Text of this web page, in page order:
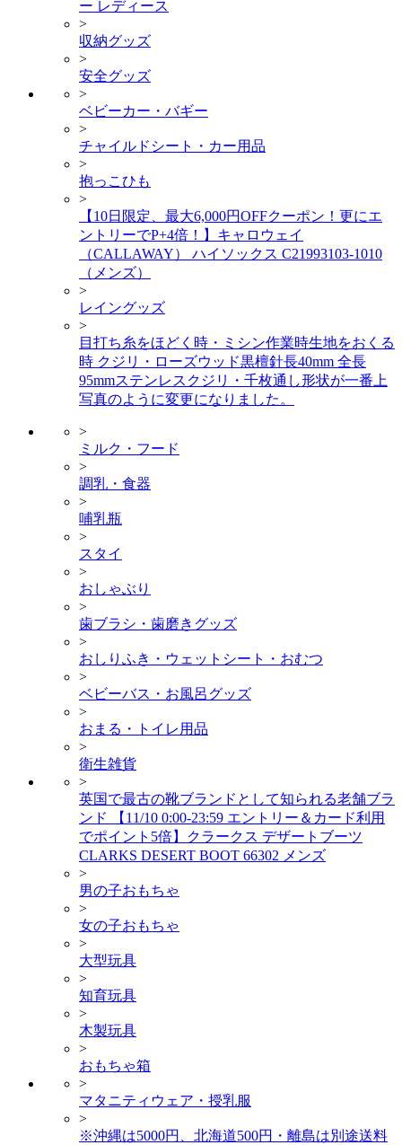
ー レディース
>
収納グッズ
>
安全グッズ
>
ベビーカー・バギー
>
チャイルドシート・カー用品
>
抱っこひも
>
【10日限定、最大6,000円OFFクーポン！更にエ
ントリーでP+4倍！】キャロウェイ
（CALLAWAY） ハイソックス C21993103-1010
（メンズ）
>
レイングッズ
>
目打ち糸をほどく時・ミシン作業時生地をおくる
時 クジリ・ローズウッド黒檀針長40mm 全長
95mmステンレスクジリ・千枚通し形状が一番上
写真のように変更になりました。
>
ミルク・フード
>
調乳・食器
>
哺乳瓶
>
スタイ
>
おしゃぶり
>
歯ブラシ・歯磨きグッズ
>
おしりふき・ウェットシート・おむつ
>
ベビーバス・お風呂グッズ
>
おまる・トイレ用品
>
衛生雑貨
>
英国で最古の靴ブランドとして知られる老舗ブラ
ンド 【11/10 0:00-23:59 エントリー＆カード利用
でポイント5倍】クラークス デザートブーツ
CLARKS DESERT BOOT 66302 メンズ
>
男の子おもちゃ
>
女の子おもちゃ
>
大型玩具
>
知育玩具
>
木製玩具
>
おもちゃ箱
>
マタニティウェア・授乳服
>
※沖縄は5000円、北海道500円・離島は別途送料